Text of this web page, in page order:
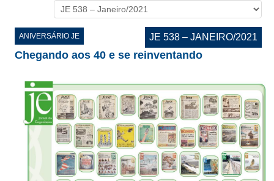
LIVRO GESTÃO 2026-2029
SUBSEDES SINDICAIS
GALERIA EX-PRESIDENTES
ORGANOGRAMA
CRESCE BRASIL
CONSELHO TECNOLÓGICO
HISTÓRICO E ATUAÇÃO
JE 538 – JANEIRO/2021
ANIVERSÁRIO JE
Chegando aos 40 e se reinventando